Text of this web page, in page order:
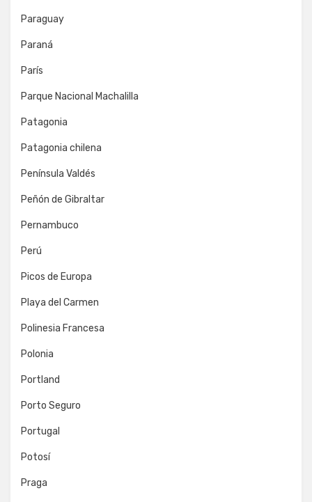
Paraguay
Paraná
París
Parque Nacional Machalilla
Patagonia
Patagonia chilena
Península Valdés
Peñón de Gibraltar
Pernambuco
Perú
Picos de Europa
Playa del Carmen
Polinesia Francesa
Polonia
Portland
Porto Seguro
Portugal
Potosí
Praga